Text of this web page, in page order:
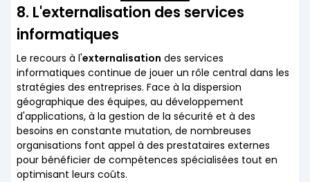
8. L'externalisation des services
informatiques
Le recours à l'externalisation des services
informatiques continue de jouer un rôle central dans les
stratégies des entreprises. Face à la dispersion
géographique des équipes, au développement
d'applications, à la gestion de la sécurité et à des
besoins en constante mutation, de nombreuses
organisations font appel à des prestataires externes
pour bénéficier de compétences spécialisées tout en
optimisant leurs coûts.